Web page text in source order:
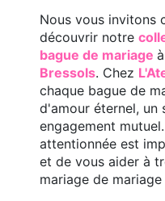
Nous vous invitons
découvrir notre
bague de mariage
Bressols. Chez
chaque bague de
d'amour éternel, un
engagement
attentionnée est
et de vous aider à
mariage de